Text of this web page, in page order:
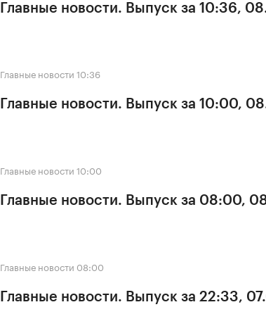
Главные новости. Выпуск за 10:36,
Главные новости 10:36
Главные новости. Выпуск за 10:00,
Главные новости 10:00
Главные новости. Выпуск за 08:00,
Главные новости 08:00
Главные новости. Выпуск за 22:33,